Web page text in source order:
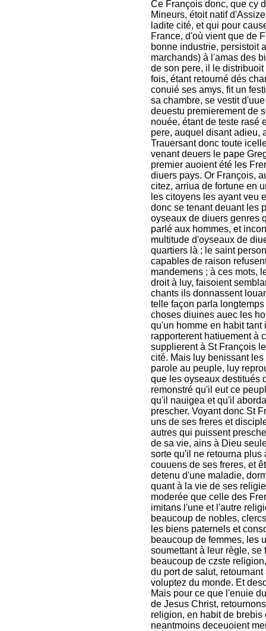
Ce François donc, que cy
Mineurs, étoit natif
ladite cité, et qui pour
France, d'où vient que de
bonne industrie, persistoit
marchands) à l'amas des
de son pere, il le
fois, étant retourné dés
conuié ses amys, fit un
sa chambre, se vestit
deuestu premierement de
nouée, étant de teste rasé
pere, auquel disant adieu,
Trauersant donc toute
venant deuers le pape
premier auoient été les
diuers pays. Or François,
citez, arriua de fortune en
les citoyens les ayant veu
donc se tenant deuant les
oyseaux de diuers genres
parlé aux hommes, et
multitude d'oyseaux de
quartiers là ; le saint
capables de raison
mandemens ; à ces mots,
droit à luy, faisoient
chants ils donnassent
telle façon parla
choses diuines auec les
qu'un homme en habit
rapporterent hatiuement à
supplierent à St François
cité. Mais luy benissant
parole au peuple, luy
que les oyseaux destitués
remonstré qu'il eut ce
qu'il nauigea et qu'il
prescher. Voyant donc St
uns de ses freres et
autres qui puissent
de sa vie, ains à Dieu
sorte qu'il ne retourna
couuens de ses freres, et
detenu d'une maladie,
quant à la vie de ses
moderée que celle des
imitans l'une et l'autre
beaucoup de nobles,
les biens paternels et
beaucoup de femmes, les
soumettant à leur règle,
beaucoup de czste
du port de salut,
voluptez du monde. Et
Mais pour ce que l'enuie
de Jesus Christ,
religion, en habit de
neantmoins deceuoient